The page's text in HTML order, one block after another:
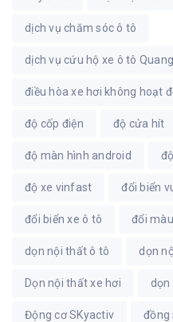
dịch vụ chăm sóc ô tô
dịch vụ cứu hộ xe ô tô
điều hòa xe hơi không hoạt
độ cốp điện độ cửa hít
độ màn hình android
độ xe vinfast đổi biển
đổi biển xe ô tô đổi
dọn nội thất ô tô dọn
Dọn nội thất xe hơi
Động cơ SKyactiv đồng